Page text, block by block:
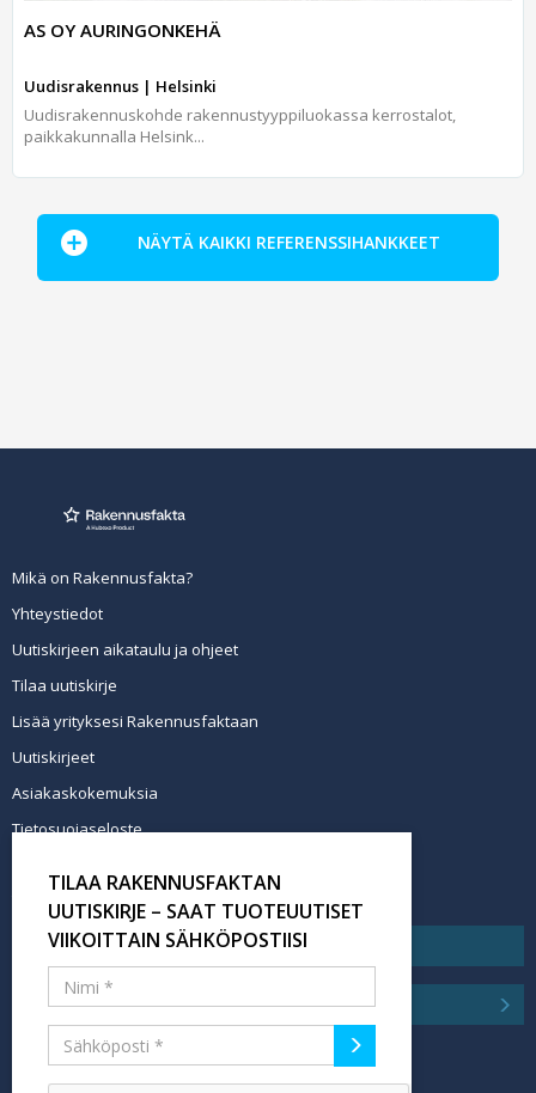
AS OY AURINGONKEHÄ
Uudisrakennus | Helsinki
Uudisrakennuskohde rakennustyyppiluokassa kerrostalot,
paikkakunnalla Helsink...
NÄYTÄ KAIKKI REFERENSSIHANKKEET
Mikä on Rakennusfakta?
Yhteystiedot
Uutiskirjeen aikataulu ja ohjeet
Tilaa uutiskirje
Lisää yrityksesi Rakennusfaktaan
Uutiskirjeet
Asiakaskokemuksia
Tietosuojaseloste
Tilaa uutiskirje
TILAA RAKENNUSFAKTAN
UUTISKIRJE – SAAT TUOTEUUTISET
VIIKOITTAIN SÄHKÖPOSTIISI